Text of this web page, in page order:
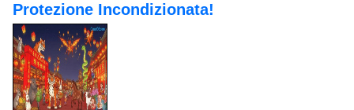
Protezione Incondizionata!